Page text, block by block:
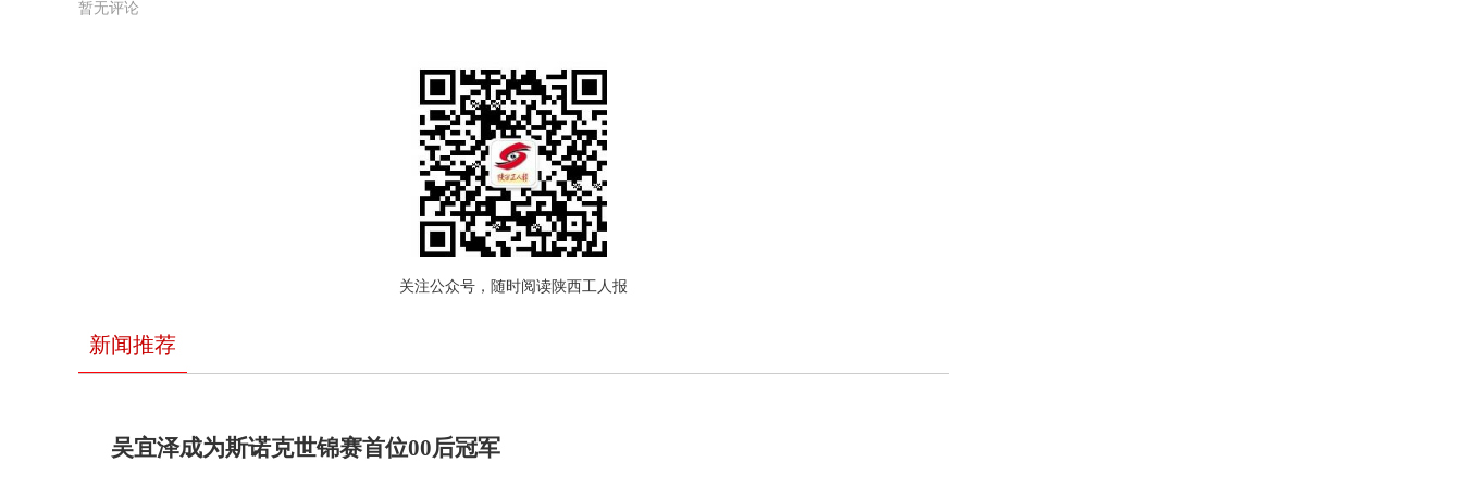
暂无评论
关注公众号，随时阅读陕西工人报
新闻推荐
吴宜泽成为斯诺克世锦赛首位00后冠军